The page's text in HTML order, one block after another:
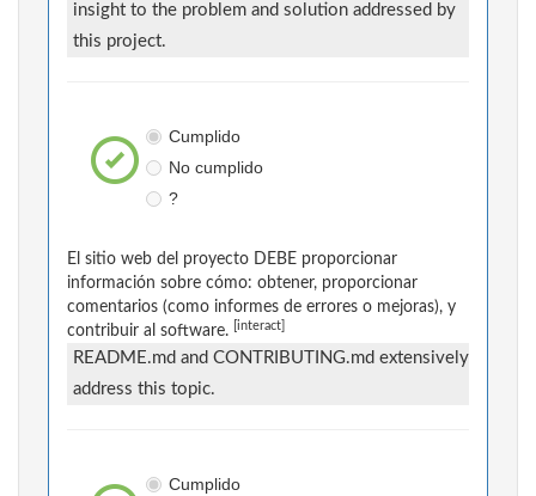
insight to the problem and solution addressed by
this project.
Cumplido
No cumplido
?
El sitio web del proyecto DEBE proporcionar
información sobre cómo: obtener, proporcionar
comentarios (como informes de errores o mejoras), y
contribuir al software.
[interact]
README.md and CONTRIBUTING.md extensively
address this topic.
Cumplido